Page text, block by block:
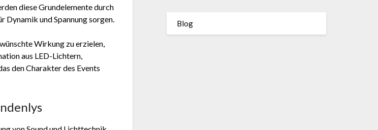
diese Grundelemente durch
und Spannung sorgen.
Wirkung zu erzielen,
aus LED-Lichtern,
den Charakter des Events
Blog